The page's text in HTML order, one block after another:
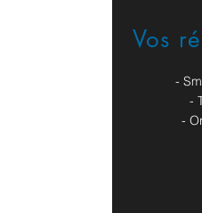
Vos
-
-
-